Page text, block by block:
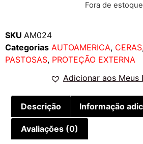
Fora de estoque
SKU AM024
Categorias AUTOAMERICA, CERAS
PASTOSAS, PROTEÇÃO EXTERNA
Adicionar aos Meus
Descrição Informação
Avaliações (0)